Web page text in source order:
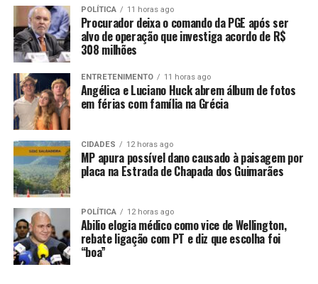
O vice-prefeito eleito não consta como investigado no
inquérito que tirou Braguinha da administração, mas a
Polícia pediu que ele também fosse impedido de assumir
o cargo. Joel Barroso entrou na linha direta de sucessão
após ser eleito presidente da Câmara, por um voto de
diferença.
A decisão judicial que mandou prender Braguinha
detalha como a facção atuou intensamente nas eleições
no Ceará, ordenando mortes, ataques e investidas
políticas em quase todo o Estado – especialmente em
Santa Quitéria.
A Promotoria diz que os crimes eleitorais eram de
“conhecimento e anuência” do prefeito reeleito e de seu
POLÍTICA 11 horas ago
Procurador deixa o comando da PGE após ser
alvo de operação que investiga acordo de R$
308 milhões
ENTRETENIMENTO 11 horas ago
Angélica e Luciano Huck abrem álbum de fotos
em férias com família na Grécia
CIDADES 12 horas ago
MP apura possível dano causado à paisagem por
placa na Estrada de Chapada dos Guimarães
POLÍTICA 12 horas ago
Abilio elogia médico como vice de Wellington,
rebate ligação com PT e diz que escolha foi
“boa”